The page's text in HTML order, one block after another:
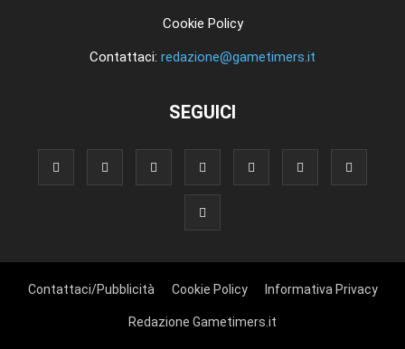
Cookie Policy
Contattaci: redazione@gametimers.it
SEGUICI
Contattaci/Pubblicità Cookie Policy Informativa Privacy
Redazione Gametimers.it